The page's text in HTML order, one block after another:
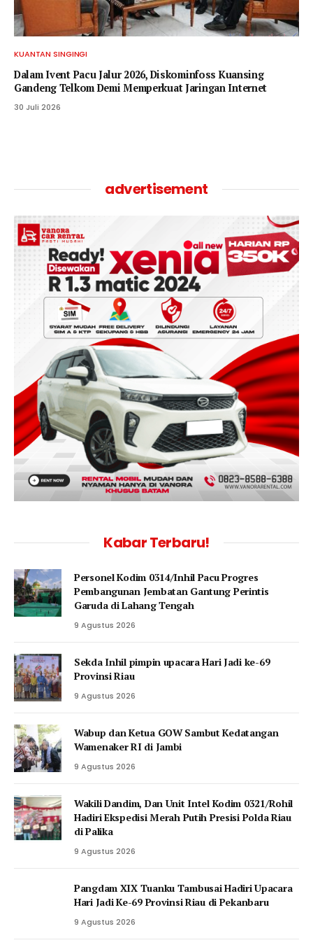
KUANTAN SINGINGI
Dalam Ivent Pacu Jalur 2026, Diskominfoss Kuansing
Gandeng Telkom Demi Memperkuat Jaringan Internet
30 Juli 2026
advertisement
Kabar Terbaru!
Personel Kodim 0314/Inhil Pacu Progres
Pembangunan Jembatan Gantung Perintis
Garuda di Lahang Tengah
9 Agustus 2026
Sekda Inhil pimpin upacara Hari Jadi ke-69
Provinsi Riau
9 Agustus 2026
Wabup dan Ketua GOW Sambut Kedatangan
Wamenaker RI di Jambi
9 Agustus 2026
Wakili Dandim, Dan Unit Intel Kodim 0321/Rohil
Hadiri Ekspedisi Merah Putih Presisi Polda Riau
di Palika
9 Agustus 2026
Pangdam XIX Tuanku Tambusai Hadiri Upacara
Hari Jadi Ke-69 Provinsi Riau di Pekanbaru
9 Agustus 2026